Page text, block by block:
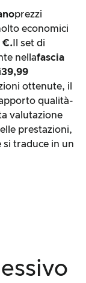
prezzi
economici
€. Il set di
nellafascia
39,99
ottenute, il
qualità-
valutazione
prestazioni,
si traduce in un